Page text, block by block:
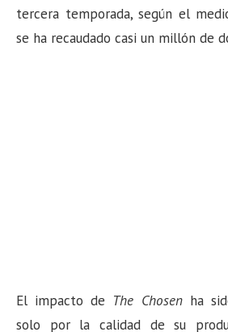
tercera temporada, según el
se ha recaudado casi un millón de
El impacto de The Chosenha
solo por la calidad de su